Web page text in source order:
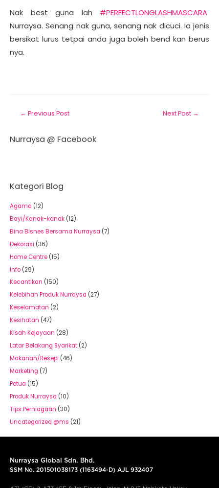
Nak best guna lah #PERFECTLONGLASHMASCARA
Nurraysa. Senang nak guna, senang nak dicuci. Ia jenis
bersikat lurus tetpai anda juga boleh bend kan berus
nya.
← Previous Post Next Post →
Nurraysa @ Facebook
Kategori Blog
Agama (12)
Bayi/Kanak-kanak (12)
Bina Bisnes Bersama Nurraysa (7)
Dekorasi (36)
Home Centre (15)
Info (29)
Kecantikan (150)
Kelebihan Produk Nurraysa (27)
Keselamatan (2)
Kesihatan (47)
Kisah Kejayaan (28)
Latar Belakang Syarikat (2)
Makanan/Resepi (46)
Marketing (7)
Petua (15)
Produk Nurraysa (10)
Tips Perniagaan (30)
Uncategorized @ms (21)
Nurraysa Global Sdn. Bhd.
SSM No. 201501038173 (1163494-D) AJL 932407